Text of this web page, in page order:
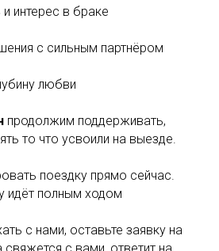
интерес в браке
с сильным партнёром
любви
продолжим поддерживать,
то что усвоили на выезде.
поездку прямо сейчас.
идёт полным ходом
с нами, оставьте заявку на